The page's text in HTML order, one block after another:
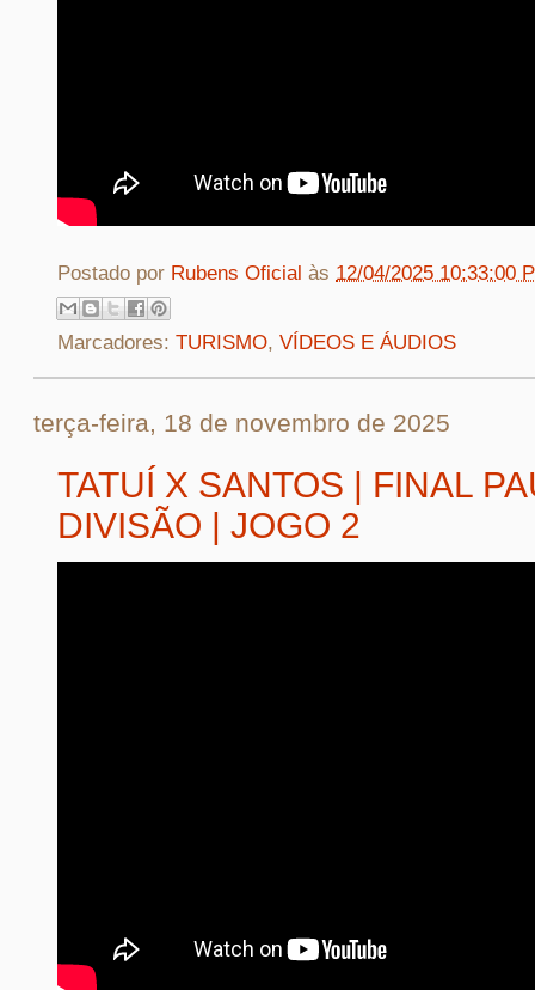
Postado por Rubens Oficial às 12/04/2025 10:33:00
Marcadores: TURISMO, VÍDEOS E ÁUDIOS
terça-feira, 18 de novembro de 2025
TATUÍ X SANTOS | FINAL
DIVISÃO | JOGO 2